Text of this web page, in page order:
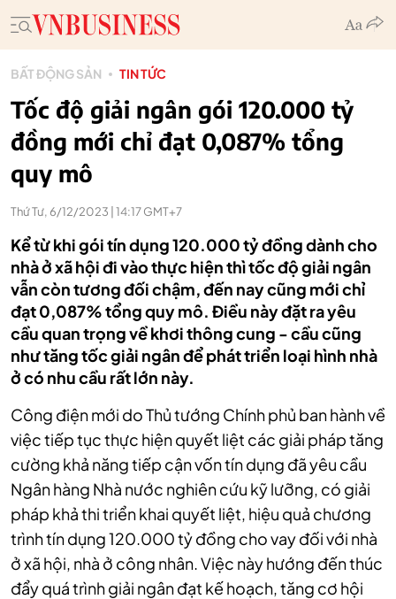
BẤT ĐỘNG SẢN TIN TỨC
Tốc độ giải ngân gói 120.000 tỷ
đồng mới chỉ đạt 0,087% tổng
quy mô
Thứ Tư, 6/12/2023 | 14:17 GMT+7
Kể từ khi gói tín dụng 120.000 tỷ đồng dành cho
nhà ở xã hội đi vào thực hiện thì tốc độ giải ngân
vẫn còn tương đối chậm, đến nay cũng mới chỉ
đạt 0,087% tổng quy mô. Điều này đặt ra yêu
cầu quan trọng về khơi thông cung - cầu cũng
như tăng tốc giải ngân để phát triển loại hình nhà
ở có nhu cầu rất lớn này.
Công điện mới do Thủ tướng Chính phủ ban hành về
việc tiếp tục thực hiện quyết liệt các giải pháp tăng
cường khả năng tiếp cận vốn tín dụng đã yêu cầu
Ngân hàng Nhà nước nghiên cứu kỹ lưỡng, có giải
pháp khả thi triển khai quyết liệt, hiệu quả chương
trình tín dụng 120.000 tỷ đồng cho vay đối với nhà
ở xã hội, nhà ở công nhân. Việc này hướng đến thúc
đẩy quá trình giải ngân đạt kế hoạch, tăng cơ hội